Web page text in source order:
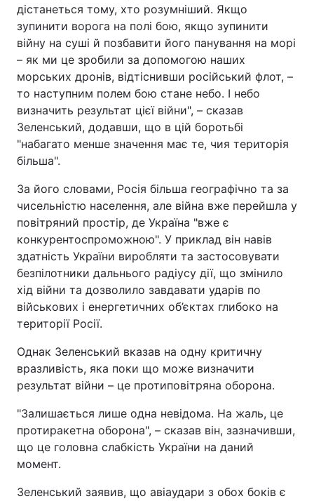
дістанеться тому, хто розумніший. Якщо
зупинити ворога на полі бою, якщо зупинити
війну на суші й позбавити його панування на морі
– як ми це зробили за допомогою наших
морських дронів, відтіснивши російський флот, –
то наступним полем бою стане небо. І небо
визначить результат цієї війни", – сказав
Зеленський, додавши, що в цій боротьбі
"набагато менше значення має те, чия територія
більша".
За його словами, Росія більша географічно та за
чисельністю населення, але війна вже перейшла у
повітряний простір, де Україна "вже є
конкурентоспроможною". У приклад він навів
здатність України виробляти та застосовувати
безпілотники дальнього радіусу дії, що змінило
хід війни та дозволило завдавати ударів по
військових і енергетичних об’єктах глибоко на
території Росії.
Однак Зеленський вказав на одну критичну
вразливість, яка поки що може визначити
результат війни – це протиповітряна оборона.
"Залишається лише одна невідома. На жаль, це
протиракетна оборона", – сказав він, зазначивши,
що це головна слабкість України на даний
момент.
Зеленський заявив, що авіаудари з обох боків є